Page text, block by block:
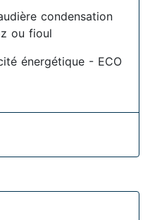
condensation
ou fioul
énergétique - ECO